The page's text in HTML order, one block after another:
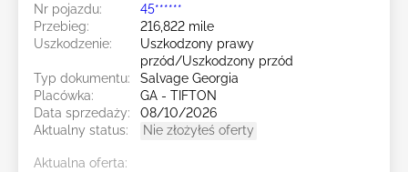
Nr pojazdu:
45******
Przebieg:
216,822 mile
Uszkodzenie:
Uszkodzony prawy
przód/Uszkodzony przód
Typ dokumentu:
Salvage Georgia
Placówka:
GA - TIFTON
Data sprzedaży:
08/10/2026
Aktualny status:
Nie złożyłeś oferty
Aktualna oferta: